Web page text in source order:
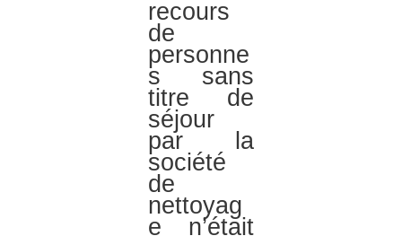
recours
de
personne
s sans
titre de
séjour
par la
société
de
nettoyag
e n’était